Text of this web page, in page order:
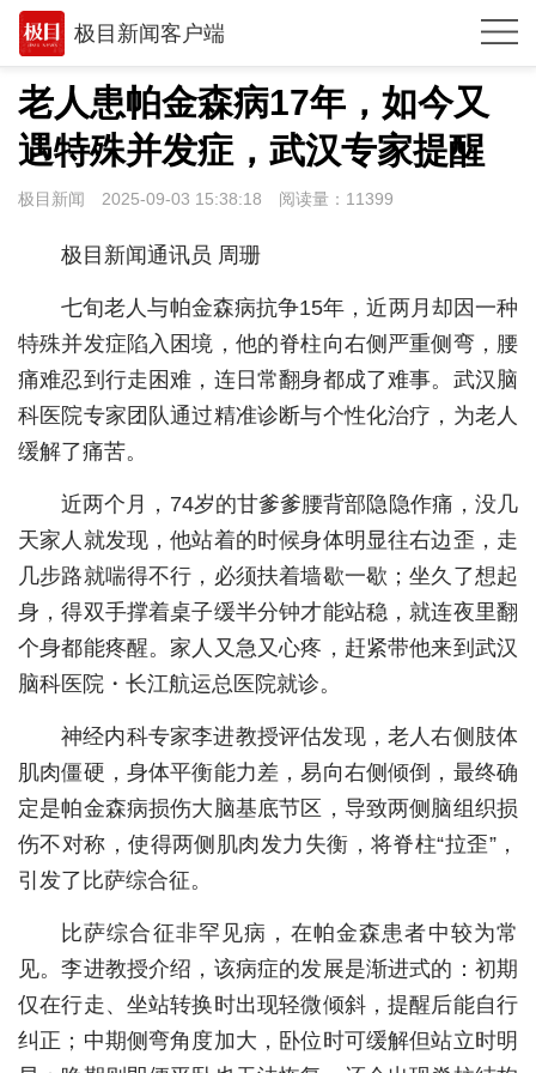
极目新闻客户端
推荐
观点
时政
世相
环球
专题
经济
城建
科教
健康
悠游
相亲
汽车
房产
消费
创意
文化
老人患帕金森病17年，如今又
遇特殊并发症，武汉专家提醒
极目新闻 2025-09-03 15:38:18 阅读量： 11399
极目新闻通讯员 周珊
七旬老人与帕金森病抗争15年，近两月却因一种
特殊并发症陷入困境，他的脊柱向右侧严重侧弯，腰
痛难忍到行走困难，连日常翻身都成了难事。武汉脑
科医院专家团队通过精准诊断与个性化治疗，为老人
缓解了痛苦。
近两个月，74岁的甘爹爹腰背部隐隐作痛，没几
天家人就发现，他站着的时候身体明显往右边歪，走
几步路就喘得不行，必须扶着墙歇一歇；坐久了想起
身，得双手撑着桌子缓半分钟才能站稳，就连夜里翻
个身都能疼醒。家人又急又心疼，赶紧带他来到武汉
脑科医院・长江航运总医院就诊。
神经内科专家李进教授评估发现，老人右侧肢体
肌肉僵硬，身体平衡能力差，易向右侧倾倒，最终确
定是帕金森病损伤大脑基底节区，导致两侧脑组织损
伤不对称，使得两侧肌肉发力失衡，将脊柱“拉歪”，
引发了比萨综合征。
比萨综合征非罕见病，在帕金森患者中较为常
见。李进教授介绍，该病症的发展是渐进式的：初期
仅在行走、坐站转换时出现轻微倾斜，提醒后能自行
纠正；中期侧弯角度加大，卧位时可缓解但站立时明